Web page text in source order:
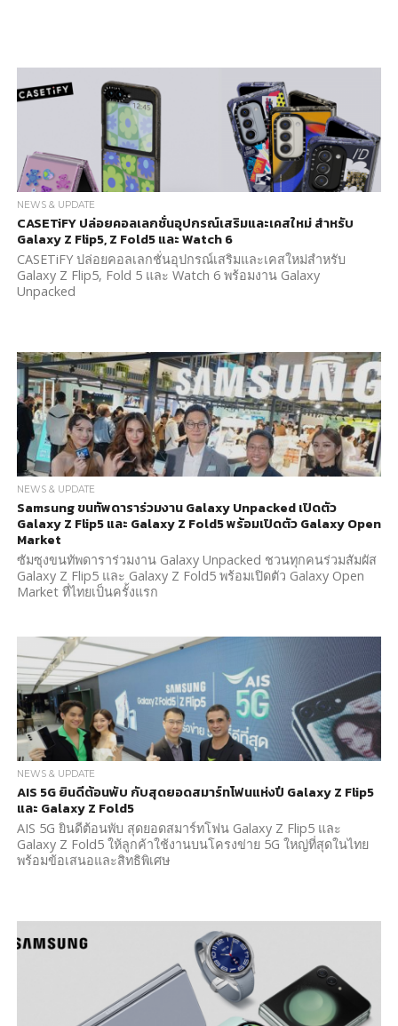
NEWS & UPDATE
CASETiFY ปล่อยคอลเลกชั่นอุปกรณ์เสริมและเคสใหม่ สำหรับ
Galaxy Z Flip5, Z Fold5 และ Watch 6
CASETiFY ปล่อยคอลเลกชั่นอุปกรณ์เสริมและเคสใหม่สำหรับ
Galaxy Z Flip5, Fold 5 และ Watch 6 พร้อมงาน Galaxy
Unpacked
NEWS & UPDATE
Samsung ขนทัพดาราร่วมงาน Galaxy Unpacked เปิดตัว
Galaxy Z Flip5 และ Galaxy Z Fold5 พร้อมเปิดตัว Galaxy Open
Market
ซัมซุงขนทัพดาราร่วมงาน Galaxy Unpacked ชวนทุกคนร่วมสัมผัส
Galaxy Z Flip5 และ Galaxy Z Fold5 พร้อมเปิดตัว Galaxy Open
Market ที่ไทยเป็นครั้งแรก
NEWS & UPDATE
AIS 5G ยินดีต้อนพับ กับสุดยอดสมาร์ทโฟนแห่งปี Galaxy Z Flip5
และ Galaxy Z Fold5
AIS 5G ยินดีต้อนพับ สุดยอดสมาร์ทโฟน Galaxy Z Flip5 และ
Galaxy Z Fold5 ให้ลูกค้าใช้งานบนโครงข่าย 5G ใหญ่ที่สุดในไทย
พร้อมข้อเสนอและสิทธิพิเศษ